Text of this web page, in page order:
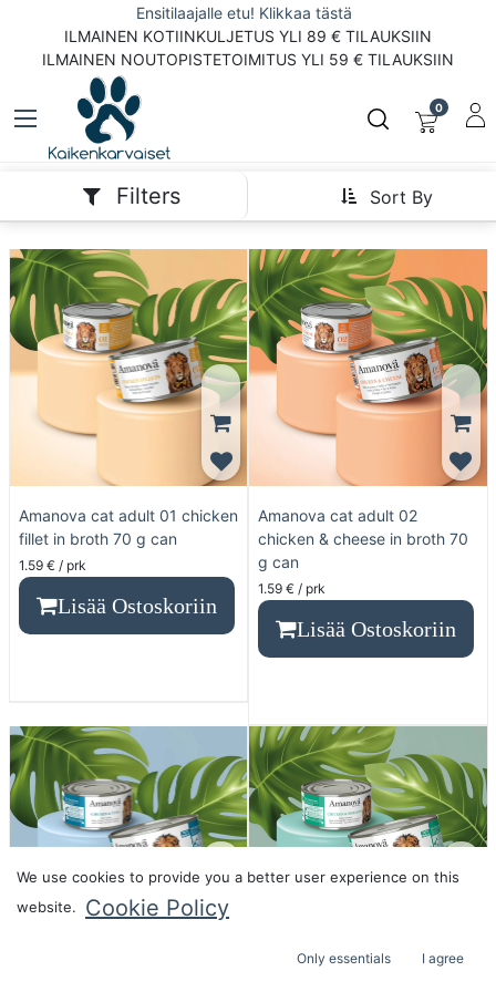
Ensitilaajalle etu! Klikkaa tästä
ILMAINEN KOTIINKULJETUS YLI 89 € TILAUKSIIN
ILMAINEN NOUTOPISTETOIMITUS YLI 59 € TILAUKSIIN
0
Sort By
Filters
Amanova cat adult 01 chicken
fillet in broth 70 g can
1.59€ / prk
Lisää Ostoskoriin
Amanova cat adult 02
chicken & cheese in broth 70
g can
1.59 € / prk
Lisää Ostoskoriin
We use cookies to provide you a better user experience on this
website.
Cookie Policy
Only essentials I agree